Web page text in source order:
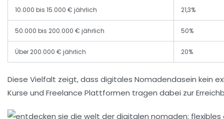
10.000 bis 15.000 € jährlich 21,3%
50.000 bis 200.000 € jährlich 50%
Über 200.000 € jährlich 20%
Diese Vielfalt zeigt, dass digitales Nomadendasein kein
Kurse und Freelance Plattformen tragen dabei zur